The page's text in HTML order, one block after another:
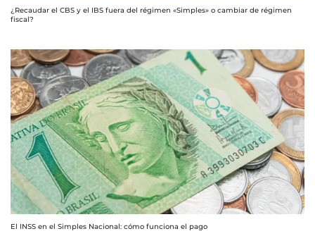
¿Recaudar el CBS y el IBS fuera del régimen «Simples» o cambiar de régimen
fiscal?
El INSS en el Simples Nacional: cómo funciona el pago